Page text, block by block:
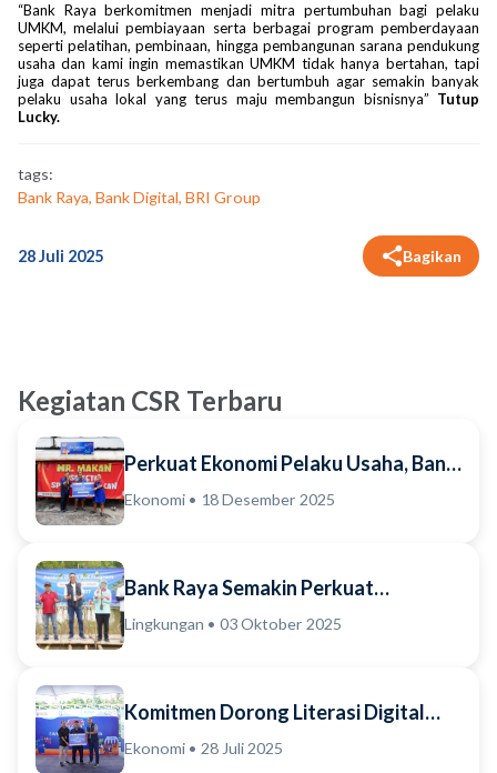
“Bank Raya berkomitmen menjadi mitra pertumbuhan bagi pelaku
UMKM, melalui pembiayaan serta berbagai program pemberdayaan
seperti pelatihan, pembinaan, hingga pembangunan sarana pendukung
usaha dan kami ingin memastikan UMKM tidak hanya bertahan, tapi
juga dapat terus berkembang dan bertumbuh agar semakin banyak
pelaku usaha lokal yang terus maju membangun bisnisnya” Tutup
Lucky.
tags:
Bank Raya, Bank Digital, BRI Group
28 Juli 2025 Bagikan
Kegiatan CSR Terbaru
Perkuat Ekonomi Pelaku Usaha, Bank
Raya Serahkan Dukungan Prasarana
Ekonomi • 18 Desember 2025
Bank Raya Semakin Perkuat
Komitmen Implementasi Ekosistem
Lingkungan • 03 Oktober 2025
Komitmen Dorong Literasi Digital
dan Kemajuan Bisnis Pelaku Usaha,
Ekonomi • 28 Juli 2025